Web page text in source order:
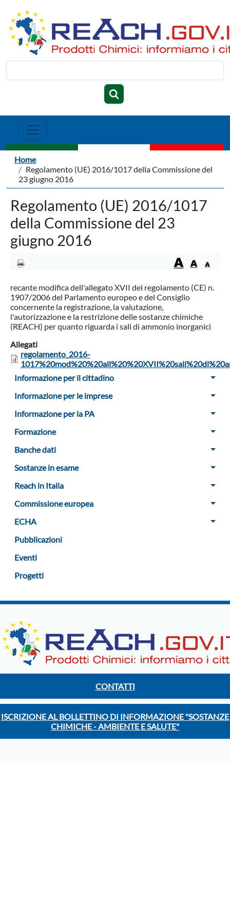
Briciole di pane
Home
Regolamento (UE) 2016/1017 della Commissione del
23 giugno 2016
Regolamento (UE) 2016/1017
della Commissione del 23
giugno 2016
recante modifica dell'allegato XVII del regolamento (CE) n.
1907/2006 del Parlamento europeo e del Consiglio
concernente la registrazione, la valutazione,
l'autorizzazione e la restrizione delle sostanze chimiche
(REACH) per quanto riguarda i sali di ammonio inorganici
Allegati
regolamento_2016-
Menu Sidebar
Informazione per il cittadino
Informazione per le imprese
Informazione per la PA
Formazione
Banche dati
Sostanze in esame
Reach in Italia
Commissione europea
ECHA
Pubblicazioni
Eventi
Progetti
CONTATTI
ISCRIZIONE AL BOLLETTINO DI INFORMAZIONE "SOSTANZE
CHIMICHE - AMBIENTE E SALUTE"